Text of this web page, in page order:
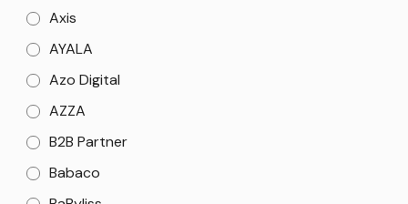
Axis
AYALA
Azo Digital
AZZA
B2B Partner
Babaco